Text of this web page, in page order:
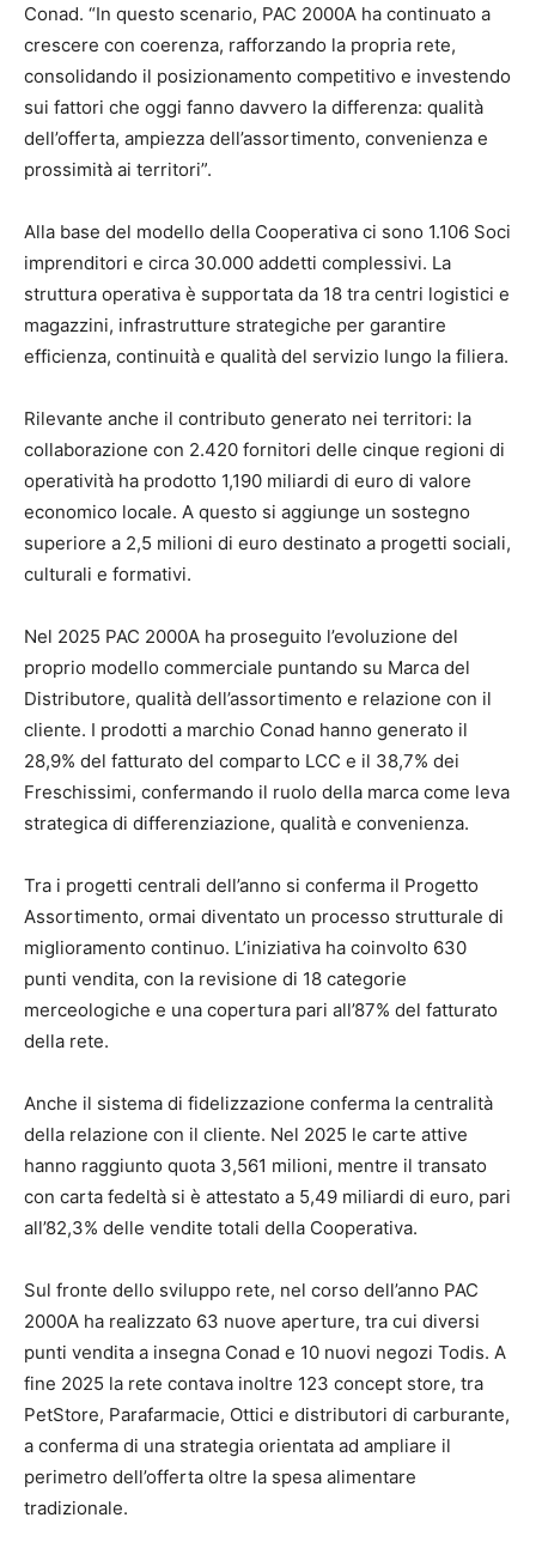
Conad. “In questo scenario, PAC 2000A ha continuato a
crescere con coerenza, rafforzando la propria rete,
consolidando il posizionamento competitivo e investendo
sui fattori che oggi fanno davvero la differenza: qualità
dell’offerta, ampiezza dell’assortimento, convenienza e
prossimità ai territori”.
Alla base del modello della Cooperativa ci sono 1.106 Soci
imprenditori e circa 30.000 addetti complessivi. La
struttura operativa è supportata da 18 tra centri logistici e
magazzini, infrastrutture strategiche per garantire
efficienza, continuità e qualità del servizio lungo la filiera.
Rilevante anche il contributo generato nei territori: la
collaborazione con 2.420 fornitori delle cinque regioni di
operatività ha prodotto 1,190 miliardi di euro di valore
economico locale. A questo si aggiunge un sostegno
superiore a 2,5 milioni di euro destinato a progetti sociali,
culturali e formativi.
Nel 2025 PAC 2000A ha proseguito l’evoluzione del
proprio modello commerciale puntando su Marca del
Distributore, qualità dell’assortimento e relazione con il
cliente. I prodotti a marchio Conad hanno generato il
28,9% del fatturato del comparto LCC e il 38,7% dei
Freschissimi, confermando il ruolo della marca come leva
strategica di differenziazione, qualità e convenienza.
Tra i progetti centrali dell’anno si conferma il Progetto
Assortimento, ormai diventato un processo strutturale di
miglioramento continuo. L’iniziativa ha coinvolto 630
punti vendita, con la revisione di 18 categorie
merceologiche e una copertura pari all’87% del fatturato
della rete.
Anche il sistema di fidelizzazione conferma la centralità
della relazione con il cliente. Nel 2025 le carte attive
hanno raggiunto quota 3,561 milioni, mentre il transato
con carta fedeltà si è attestato a 5,49 miliardi di euro, pari
all’82,3% delle vendite totali della Cooperativa.
Sul fronte dello sviluppo rete, nel corso dell’anno PAC
2000A ha realizzato 63 nuove aperture, tra cui diversi
punti vendita a insegna Conad e 10 nuovi negozi Todis. A
fine 2025 la rete contava inoltre 123 concept store, tra
PetStore, Parafarmacie, Ottici e distributori di carburante,
a conferma di una strategia orientata ad ampliare il
perimetro dell’offerta oltre la spesa alimentare
tradizionale.